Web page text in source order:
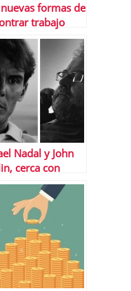
formas de
trabajo
Nadal y John
cerca con
Sabadell